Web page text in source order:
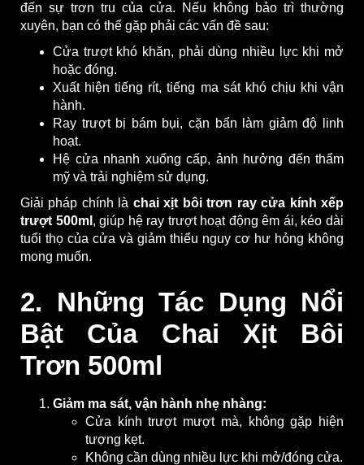
đến sự trơn tru của cửa. Nếu không bảo trì thường
xuyên, bạn có thể gặp phải các vấn đề sau:
Cửa trượt khó khăn, phải dùng nhiều lực khi mở
hoặc đóng.
Xuất hiện tiếng rít, tiếng ma sát khó chịu khi vận
hành.
Ray trượt bị bám bụi, cặn bẩn làm giảm độ linh
hoạt.
Hệ cửa nhanh xuống cấp, ảnh hưởng đến thẩm
mỹ và trải nghiệm sử dụng.
Giải pháp chính là chai xịt bôi trơn ray cửa kính xếp
trượt 500ml , giúp hệ ray trượt hoạt động êm ái, kéo dài
tuổi thọ của cửa và giảm thiểu nguy cơ hư hỏng không
mong muốn.
2. Những Tác Dụng Nổi
Bật Của Chai Xịt Bôi
Trơn 500ml
Giảm ma sát, vận hành nhẹ nhàng:
Cửa kính trượt mượt mà, không gặp hiện
tượng kẹt.
Không cần dùng nhiều lực khi mở/đóng cửa.